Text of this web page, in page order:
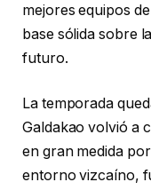
mejores equipos
base sólida sobre
futuro.
La temporada
Galdakao volvió a
en gran medida
entorno vizcaíno,